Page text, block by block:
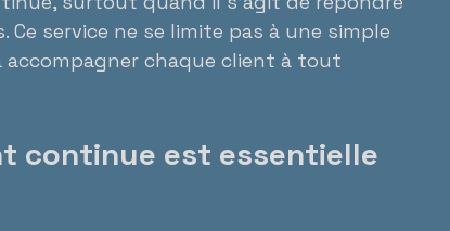
service ne se limite pas à une simple
accompagner chaque client à tout
continue est essentielle